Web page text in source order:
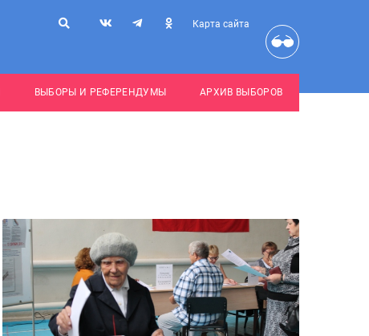
Карта сайта
ВЫБОРЫ И РЕФЕРЕНДУМЫ АРХИВ ВЫБОРОВ